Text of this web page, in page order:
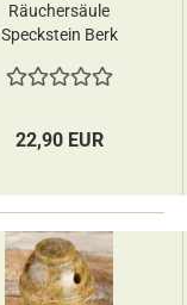
Räuchersäule
Speckstein Berk
22,90 EUR